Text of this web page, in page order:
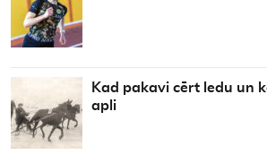
Kad pakavi cērt ledu un
apli